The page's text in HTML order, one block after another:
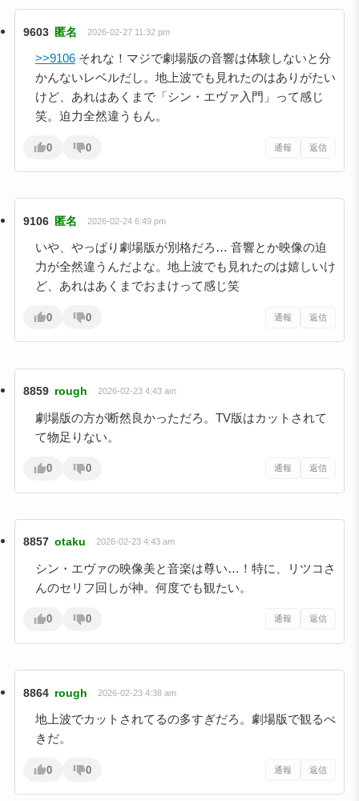
9603 匿名 2026-02-27 11:32 pm
>>9106それな！マジで劇場版の音響は体験しないと分
かんないレベルだし。地上波でも見れたのはありがたい
けど、あれはあくまで「シン・エヴァ入門」って感じ
笑。迫力全然違うもん。
0 0 通報 返信
9106 匿名 2026-02-24 6:49 pm
いや、やっぱり劇場版が別格だろ… 音響とか映像の迫
力が全然違うんだよな。地上波でも見れたのは嬉しいけ
ど、あれはあくまでおまけって感じ笑
0 0 通報 返信
8859 rough 2026-02-23 4:43 am
劇場版の方が断然良かっただろ。TV版はカットされて
て物足りない。
0 0 通報 返信
8857 otaku 2026-02-23 4:43 am
シン・エヴァの映像美と音楽は尊い…！特に、リツコさ
んのセリフ回しが神。何度でも観たい。
0 0 通報 返信
8864 rough 2026-02-23 4:38 am
地上波でカットされてるの多すぎだろ。劇場版で観るべ
きだ。
0 0 通報 返信